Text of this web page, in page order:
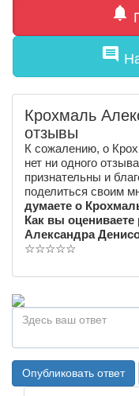
notifications
comment
Крохмаль
отзывы
К сожалению, о
нет ни одного
признательны и
поделиться своим
думаете о
Как вы
Александра
☆☆☆☆☆
Опубликовать ответ